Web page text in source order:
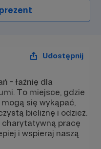
Udostępnij
- łaźnię dla
To miejsce, gdzie
się wykąpać,
bieliznę i odzież.
charytatywną pracę
i wspieraj naszą